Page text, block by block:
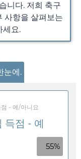
니다. 저희 축구
사항을 살펴보는
세요.
눈에.
- 예/아니요
득점 - 예
55%